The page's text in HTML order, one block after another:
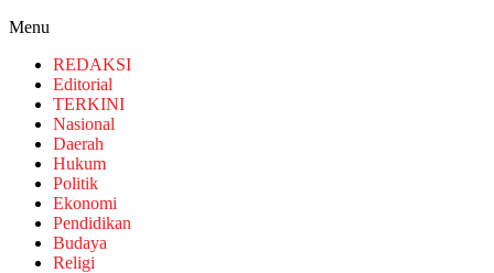
Menu
REDAKSI
Editorial
TERKINI
Nasional
Daerah
Hukum
Politik
Ekonomi
Pendidikan
Budaya
Religi